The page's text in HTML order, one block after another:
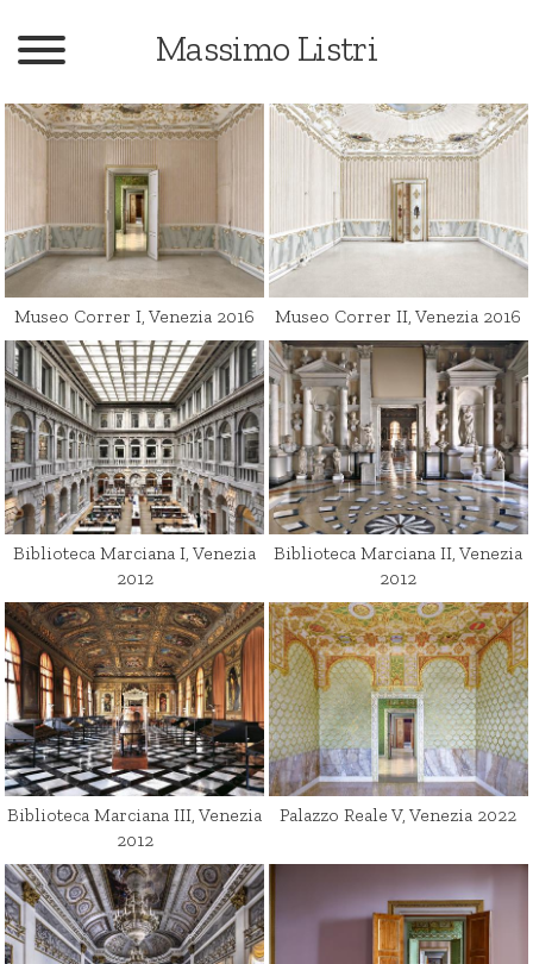
English
Catalogo
Libri
Press
Testi
Contatti
Fondazione
Biografia
Massimo Listri
Museo Correr I, Venezia 2016 Museo Correr II, Venezia 2016
Biblioteca Marciana I, Venezia
2012
Biblioteca Marciana II, Venezia
2012
Biblioteca Marciana III, Venezia
2012
Palazzo Reale V, Venezia 2022